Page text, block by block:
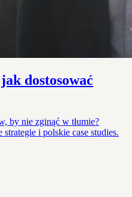
dostosować
by nie zginąć w tłumie?
i polskie case studies.